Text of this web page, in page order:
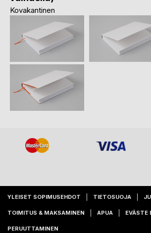
Kovakantinen
YLEISET SOPIMUSEHDOT TIETOSUOJA
TOIMITUS & MAKSAMINEN APUA EVÄSTE
PERUUTTAMINEN